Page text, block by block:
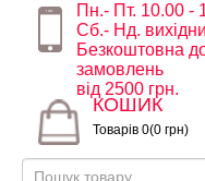
Пн.- Пт. 10.00 -
Сб.- Нд.
Безкоштовна
замовлень
від 2500 грн.
КОШИК
Товарів 0(0 грн)